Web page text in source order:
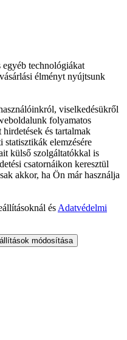
technológiákat
élményt nyújtsunk
viselkedésükről
folyamatos
hirdetések és tartalmak
statisztikák elemzésére
külső szolgáltatókkal is
csatornáikon keresztül
akkor, ha Ön már használja
ésAdatvédelmi
módosítása